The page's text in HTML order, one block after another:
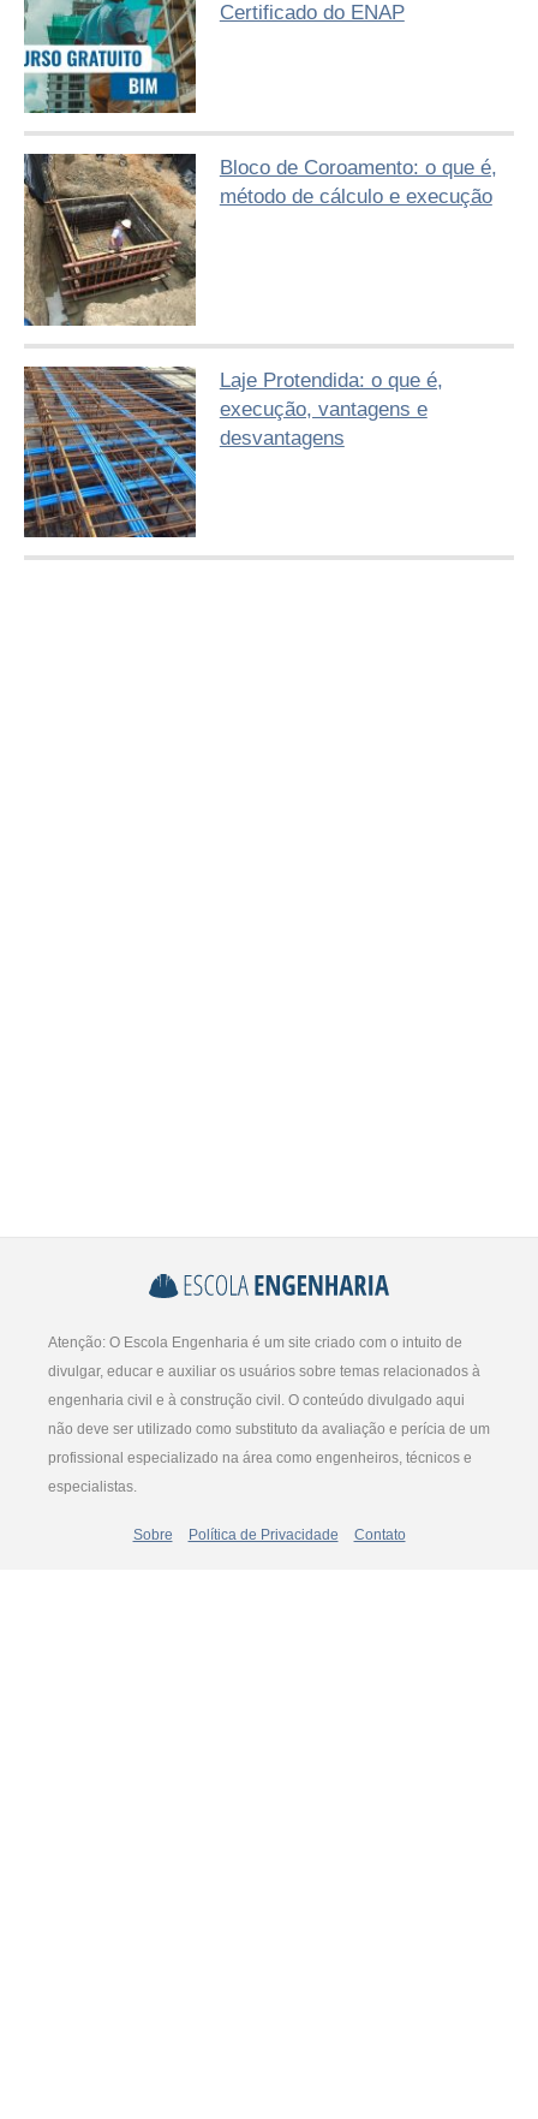
Certificado do ENAP
Bloco de Coroamento: o que é,
método de cálculo e execução
Laje Protendida: o que é,
execução, vantagens e
desvantagens
Atenção: O Escola Engenharia é um site criado com o intuito de
divulgar, educar e auxiliar os usuários sobre temas relacionados à
engenharia civil e à construção civil. O conteúdo divulgado aqui
não deve ser utilizado como substituto da avaliação e perícia de um
profissional especializado na área como engenheiros, técnicos e
especialistas.
Sobre Política de Privacidade Contato